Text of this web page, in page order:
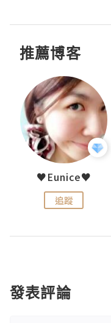
推薦博客
♥Eunice♥
追蹤
發表評論